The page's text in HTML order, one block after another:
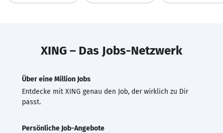
XING – Das Jobs-Netzwerk
Über eine Million Jobs
Entdecke mit XING genau den Job, der wirklich zu Dir
passt.
Persönliche Job-Angebote